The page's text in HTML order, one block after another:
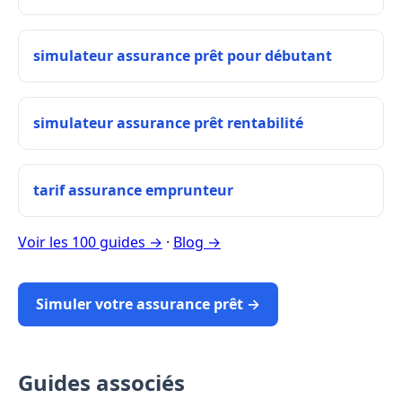
simulateur assurance prêt pour débutant
simulateur assurance prêt rentabilité
tarif assurance emprunteur
Voir les 100 guides → · Blog →
Simuler votre assurance prêt →
Guides associés